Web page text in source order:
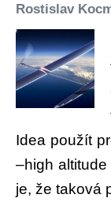
Rostislav
Idea použít
–high
je, že taková